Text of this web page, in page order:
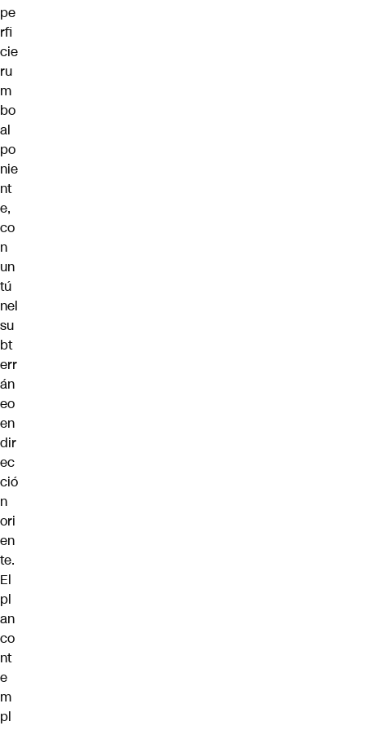
pe
rfi
cie
ru
m
bo
al
po
nie
nt
e,
co
n
un
tú
nel
su
bt
err
án
eo
en
dir
ec
ció
n
ori
en
te.
El
pl
an
co
nt
e
m
pl